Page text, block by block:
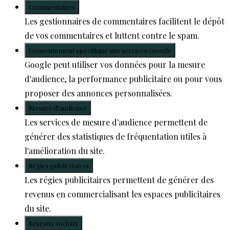
Commentaires
Les gestionnaires de commentaires facilitent le dépôt
de vos commentaires et luttent contre le spam.
Consentement spécifique aux services Google
Google peut utiliser vos données pour la mesure
d'audience, la performance publicitaire ou pour vous
proposer des annonces personnalisées.
Mesure d'audience
Les services de mesure d'audience permettent de
générer des statistiques de fréquentation utiles à
l'amélioration du site.
Régies publicitaires
Les régies publicitaires permettent de générer des
revenus en commercialisant les espaces publicitaires
du site.
Réseaux sociaux